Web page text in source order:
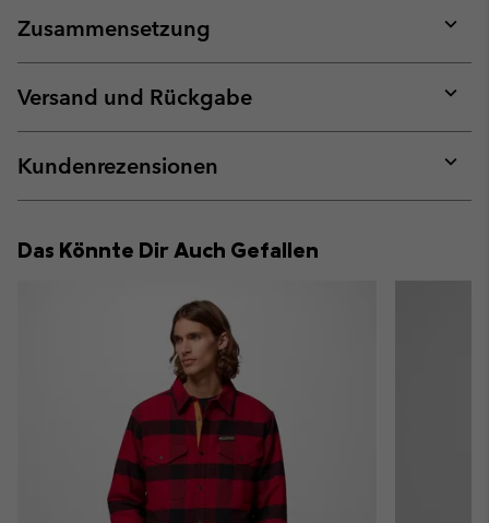
Zusammensetzung
or
Versand und Rückgabe
or
Kundenrezensionen
or
Das Könnte Dir Auch Gefallen